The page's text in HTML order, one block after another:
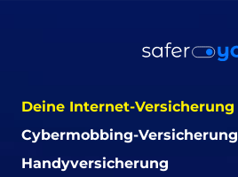
Deine Internet-Versicherung
Cybermobbing-Versicherung
Handyversicherung